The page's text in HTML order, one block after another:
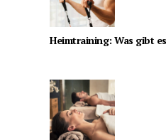
Heimtraining: Was gibt